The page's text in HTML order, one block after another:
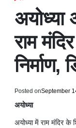
अयोध्या
राम
निर्माण,
Posted onSeptember
अयोध्या
अयोध्या में राम मंदिर के